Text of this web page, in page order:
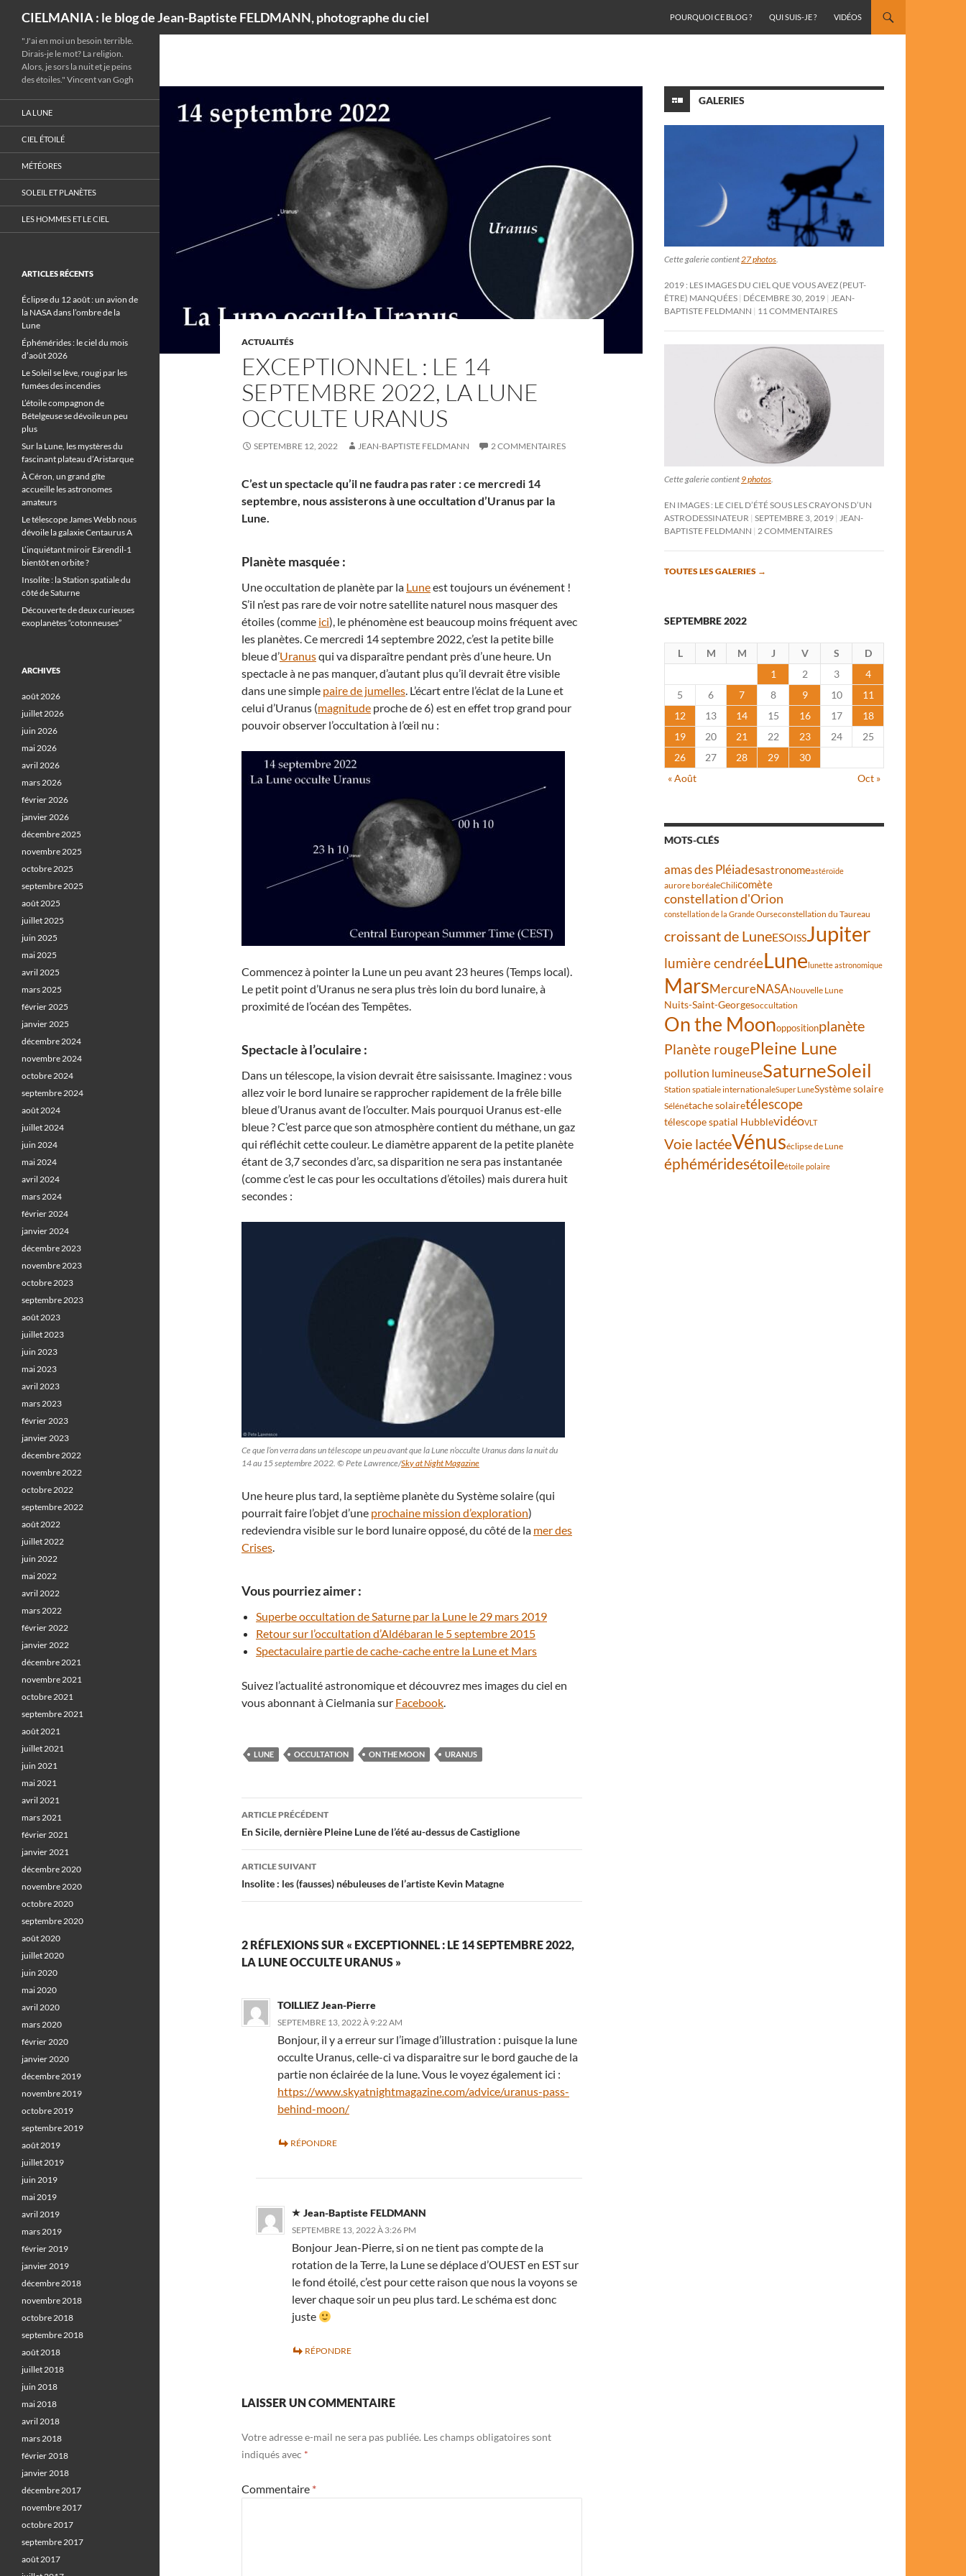
CIELMANIA : le blog de Jean-Baptiste FELDMANN, photographe du ciel
POURQUOI CE BLOG ?
QUI SUIS-JE ? VIDÉOS
ACTUALITÉS
EXCEPTIONNEL : LE 14
SEPTEMBRE 2022, LA LUNE
OCCULTE URANUS
SEPTEMBRE 12, 2022 JEAN-BAPTISTE FELDMANN 2 COMMENTAIRES
C’est un spectacle qu’il ne faudra pas rater : ce mercredi 14
septembre, nous assisterons à une occultation d’Uranus par la
Lune.
Planète masquée :
Une occultation de planète par la Luneest toujours un événement !
S’il n’est pas rare de voir notre satellite naturel nous masquer des
étoiles (comme ici), le phénomène est beaucoup moins fréquent avec
les planètes. Ce mercredi 14 septembre 2022, c’est la petite bille
bleue d’Uranusqui va disparaître pendant près d’une heure. Un
spectacle à ne pas manquer, d’autant plus qu’il devrait être visible
dans une simple paire de jumelles. L’écart entre l’éclat de la Lune et
celui d’Uranus (magnitude proche de 6) est en effet trop grand pour
pouvoir observer l’occultation à l’œil nu :
Commencez à pointer la Lune un peu avant 23 heures (Temps local).
Le petit point d’Uranus ne sera plus très loin du bord lunaire, à
proximité de l’océan des Tempêtes.
Spectacle à l’oculaire :
Dans un télescope, la vision devrait être saisissante. Imaginez : vous
allez voir le bord lunaire se rapprocher rapidement de la frêle bille
bleue d’Uranus avant de l’occulter. Mais pourquoi Uranus est-elle
bleue ? C’est parce que son atmosphère contient du méthane, un gaz
qui réfléchit cette couleur. Le diamètre apparent de la petite planète
étant de 3,7 secondes d’arc, sa disparition ne sera pas instantanée
(comme c’est le cas pour les occultations d’étoiles) mais durera huit
secondes :
Ce que l’on verra dans un télescope un peu avant que la Lune n’occulte Uranus dans la nuit du
14 au 15 septembre 2022. © Pete Lawrence/Sky at Night Magazine
Une heure plus tard, la septième planète du Système solaire (qui
pourrait faire l’objet d’une prochaine mission d’exploration)
redeviendra visible sur le bord lunaire opposé, du côté de la mer des
Crises.
Vous pourriez aimer :
Superbe occultation de Saturne par la Lune le 29 mars 2019
Retour sur l’occultation d’Aldébaran le 5 septembre 2015
Spectaculaire partie de cache-cache entre la Lune et Mars
Suivez l’actualité astronomique et découvrez mes images du ciel en
vous abonnant à Cielmania sur Facebook.
LUNE OCCULTATION ON THE MOON URANUS
Navigation
des
articles
ARTICLE PRÉCÉDENT
En Sicile, dernière Pleine Lune de l’été au-dessus de Castiglione
ARTICLE SUIVANT
Insolite : les (fausses) nébuleuses de l’artiste Kevin Matagne
2 RÉFLEXIONS SUR « EXCEPTIONNEL : LE 14 SEPTEMBRE 2022,
LA LUNE OCCULTE URANUS »
TOILLIEZ Jean-Pierre
SEPTEMBRE 13, 2022 À 9:22 AM
Bonjour, il y a erreur sur l’image d’illustration : puisque la lune
occulte Uranus, celle-ci va disparaitre sur le bord gauche de la
partie non éclairée de la lune. Vous le voyez également ici :
https://www.skyatnightmagazine.com/advice/uranus-pass-
behind-moon/
RÉPONDRE
Jean-Baptiste FELDMANN
SEPTEMBRE 13, 2022 À 3:26 PM
Bonjour Jean-Pierre, si on ne tient pas compte de la
rotation de la Terre, la Lune se déplace d’OUEST en EST sur
le fond étoilé, c’est pour cette raison que nous la voyons se
lever chaque soir un peu plus tard. Le schéma est donc
juste
RÉPONDRE
LAISSER UN COMMENTAIRE
Votre adresse e-mail ne sera pas publiée. Les champs obligatoires sont
indiqués avec *
Commentaire *
GALERIES
Cette galerie contient27 photos.
2019 : LES IMAGES DU CIEL QUE VOUS AVEZ (PEUT-
ÊTRE) MANQUÉES DÉCEMBRE 30, 2019 JEAN-
BAPTISTE FELDMANN
11 COMMENTAIRES
Cette galerie contient 9 photos
EN IMAGES : LE CIEL D’ÉTÉ SOUS LES CRAYONS D’UN
ASTRODESSINATEUR SEPTEMBRE 3, 2019
JEAN-
BAPTISTE FELDMANN
2 COMMENTAIRES
TOUTES LES GALERIES →
SEPTEMBRE 2022
L M M J V S
D
1
2 3
4
5
6 7 8 9 10
11
12
13 14 15 16 17
18
19
20 21 22 23 24
25
26
27 28 29
30
« Août
Oct »
MOTS-CLÉS
amas des Pléiadesastronomeastéroïde
aurore boréaleChilicomète
constellation d'Orion
constellation de la Grande Ourseconstellation du Taureau
croissant de LuneESOISSJupiter
lumière cendréeLunelunette astronomique
MarsMercureNASANouvelle Lune
Nuits-Saint-Georgesoccultation
On the Moonoppositionplanète
Planète rougePleine Lune
pollution lumineuseSaturneSoleil
Station spatiale internationaleSuper LuneSystème solaire
Sélénétache solairetélescope
télescope spatial HubblevidéoVLT
Voie lactéeVénuséclipse de Lune
éphéméridesétoileétoile polaire
"J'ai en moi un besoin terrible.
Dirais-je le mot? La religion.
Alors, je sors la nuit et je peins
des étoiles." Vincent van Gogh
LA LUNE
CIEL ÉTOILÉ
MÉTÉORES
SOLEIL ET PLANÈTES
LES HOMMES ET LE CIEL
ARTICLES RÉCENTS
Éclipse du 12 août : un avion de
la NASA dans l’ombre de la
Lune
Éphémérides : le ciel du mois
d’août 2026
Le Soleil se lève, rougi par les
fumées des incendies
L’étoile compagnon de
Bételgeuse se dévoile un peu
plus
Sur la Lune, les mystères du
fascinant plateau d’Aristarque
À Céron, un grand gîte
accueille les astronomes
amateurs
Le télescope James Webb nous
dévoile la galaxie Centaurus A
L’inquiétant miroir Eärendil-1
bientôt en orbite ?
Insolite : la Station spatiale du
côté de Saturne
Découverte de deux curieuses
exoplanètes “cotonneuses”
ARCHIVES
août 2026
juillet 2026
juin 2026
mai 2026
avril 2026
mars 2026
février 2026
janvier 2026
décembre 2025
novembre 2025
octobre 2025
septembre 2025
août 2025
juillet 2025
juin 2025
mai 2025
avril 2025
mars 2025
février 2025
janvier 2025
décembre 2024
novembre 2024
octobre 2024
septembre 2024
août 2024
juillet 2024
juin 2024
mai 2024
avril 2024
mars 2024
février 2024
janvier 2024
décembre 2023
novembre 2023
octobre 2023
septembre 2023
août 2023
juillet 2023
juin 2023
mai 2023
avril 2023
mars 2023
février 2023
janvier 2023
décembre 2022
novembre 2022
octobre 2022
septembre 2022
août 2022
juillet 2022
juin 2022
mai 2022
avril 2022
mars 2022
février 2022
janvier 2022
décembre 2021
novembre 2021
octobre 2021
septembre 2021
août 2021
juillet 2021
juin 2021
mai 2021
avril 2021
mars 2021
février 2021
janvier 2021
décembre 2020
novembre 2020
octobre 2020
septembre 2020
août 2020
juillet 2020
juin 2020
mai 2020
avril 2020
mars 2020
février 2020
janvier 2020
décembre 2019
novembre 2019
octobre 2019
septembre 2019
août 2019
juillet 2019
juin 2019
mai 2019
avril 2019
mars 2019
février 2019
janvier 2019
décembre 2018
novembre 2018
octobre 2018
septembre 2018
août 2018
juillet 2018
juin 2018
mai 2018
avril 2018
mars 2018
février 2018
janvier 2018
décembre 2017
novembre 2017
octobre 2017
septembre 2017
août 2017